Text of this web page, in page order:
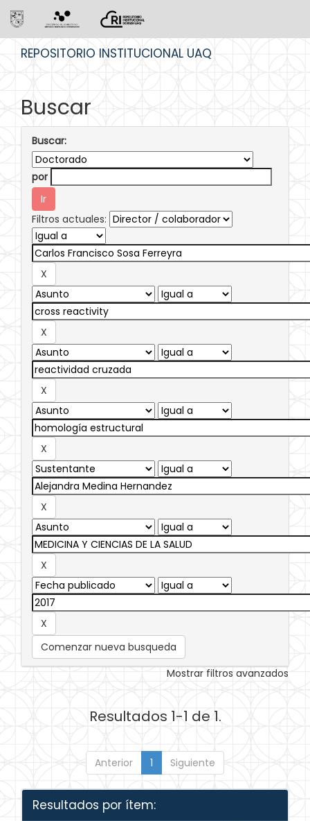
REPOSITORIO INSTITUCIONAL UAQ
Buscar
Buscar:
por
Filtros actuales:
Comenzar nueva busqueda
Mostrar filtros avanzados
Resultados 1-1 de 1.
Anterior 1 Siguiente
Resultados por ítem: